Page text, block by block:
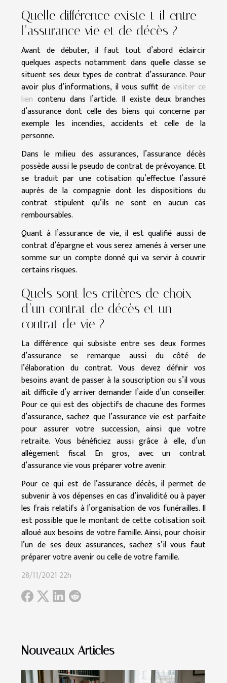
Quelle différence existe-t-il entre
l’assurance vie et de décès ?
Avant de débuter, il faut tout d’abord éclaircir
quelques aspects notamment dans quelle classe se
situent ses deux types de contrat d’assurance. Pour
avoir plus d’informations, il vous suffit de visiter ce
lien contenu dans l’article. Il existe deux branches
d’assurance dont celle des biens qui concerne par
exemple les incendies, accidents et celle de la
personne.
Dans le milieu des assurances, l’assurance décès
possède aussi le pseudo de contrat de prévoyance. Et
se traduit par une cotisation qu’effectue l’assuré
auprès de la compagnie dont les dispositions du
contrat stipulent qu’ils ne sont en aucun cas
remboursables.
Quant à l’assurance de vie, il est qualifié aussi de
contrat d’épargne et vous serez amenés à verser une
somme sur un compte donné qui va servir à couvrir
certains risques.
Quels sont les critères de choix
d’un contrat de décès et un
contrat de vie ?
La différence qui subsiste entre ses deux formes
d’assurance se remarque aussi du côté de
l’élaboration du contrat. Vous devez définir vos
besoins avant de passer à la souscription ou s’il vous
ait difficile d’y arriver demander l’aide d’un conseiller.
Pour ce qui est des objectifs de chacune des formes
d’assurance, sachez que l’assurance vie est parfaite
pour assurer votre succession, ainsi que votre
retraite. Vous bénéficiez aussi grâce à elle, d’un
allègement fiscal. En gros, avec un contrat
d’assurance vie vous préparer votre avenir.
Pour ce qui est de l’assurance décès, il permet de
subvenir à vos dépenses en cas d’invalidité ou à payer
les frais relatifs à l’organisation de vos funérailles. Il
est possible que le montant de cette cotisation soit
alloué aux besoins de votre famille. Ainsi, pour choisir
l’un de ses deux assurances, sachez s’il vous faut
préparer votre avenir ou celle de votre famille.
28/11/2021 22h
Nouveaux Articles